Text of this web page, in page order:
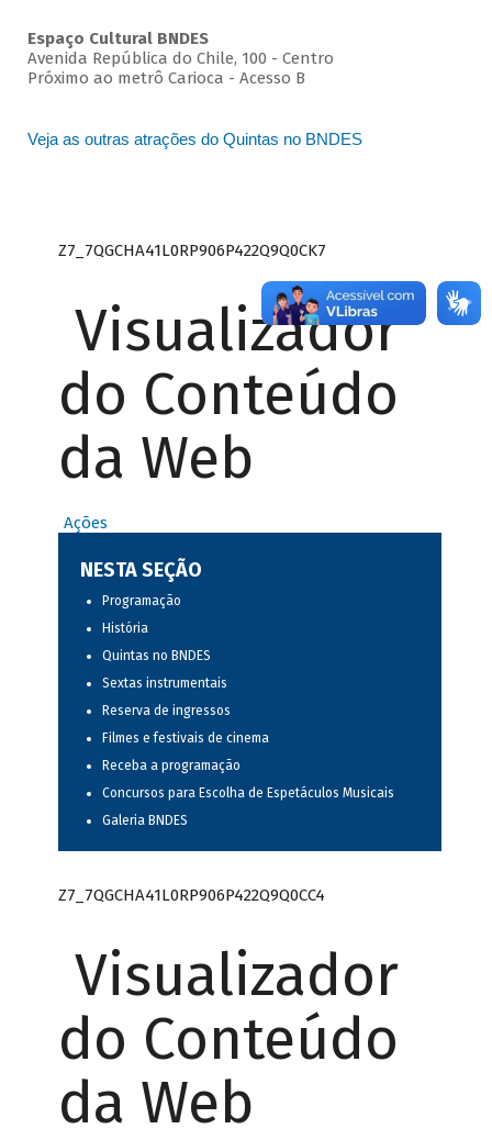
Espaço Cultural BNDES
Avenida República do Chile, 100 - Centro
Próximo ao metrô Carioca - Acesso B
Veja as outras atrações do Quintas no BNDES
Z7_7QGCHA41L0RP906P422Q9Q0CK7
Visualizador
do Conteúdo
da Web
Ações
NESTA SEÇÃO
Programação
História
Quintas no BNDES
Sextas instrumentais
Reserva de ingressos
Filmes e festivais de cinema
Receba a programação
Concursos para Escolha de Espetáculos Musicais
Galeria BNDES
Z7_7QGCHA41L0RP906P422Q9Q0CC4
Visualizador
do Conteúdo
da Web